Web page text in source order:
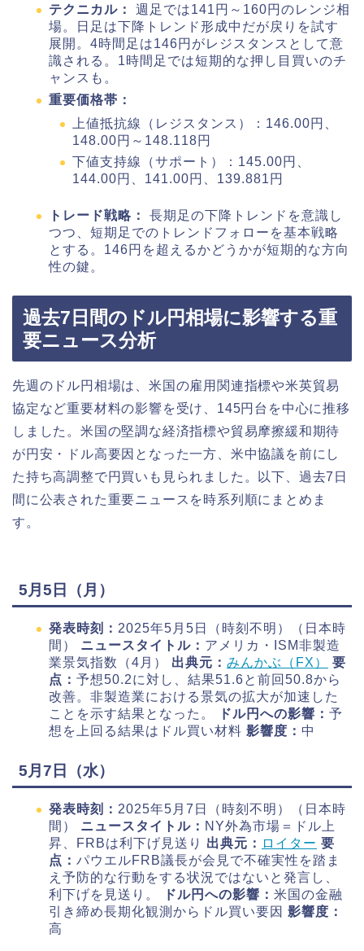
テクニカル：
週足では141円～160円のレンジ相
場。日足は下降トレンド形成中だが戻りを試す
展開。4時間足は146円がレジスタンスとして意
識される。1時間足では短期的な押し目買いのチ
ャンスも。
重要価格帯：
上値抵抗線（レジスタンス）：146.00円、
148.00円～148.118円
下値支持線（サポート）：145.00円、
144.00円、141.00円、139.881円
トレード戦略：
長期足の下降トレンドを意識し
つつ、短期足でのトレンドフォローを基本戦略
とする。146円を超えるかどうかが短期的な方向
性の鍵。
過去7日間のドル円相場に影響する重
要ニュース分析
先週のドル円相場は、米国の雇用関連指標や米英貿易
協定など重要材料の影響を受け、145円台を中心に推移
しました。米国の堅調な経済指標や貿易摩擦緩和期待
が円安・ドル高要因となった一方、米中協議を前にし
た持ち高調整で円買いも見られました。以下、過去7日
間に公表された重要ニュースを時系列順にまとめま
す。
5月5日（月）
発表時刻： 2025年5月5日（時刻不明）（日本時
間） ニュースタイトル： アメリカ・ISM非製造
業景気指数（4月） 出典元： みんかぶ（FX）
要
点： 予想50.2に対し、結果51.6と前回50.8から
改善。非製造業における景気の拡大が加速した
ことを示す結果となった。
ドル円への影響： 予
想を上回る結果はドル買い材料 影響度： 中
5月7日（水）
発表時刻： 2025年5月7日（時刻不明）（日本時
間） ニュースタイトル： NY外為市場＝ドル上
昇、FRBは利下げ見送り 出典元： ロイター 要
点： パウエルFRB議長が会見で不確実性を踏ま
え予防的な行動をする状況ではないと発言し、
利下げを見送り。
ドル円への影響： 米国の金融
引き締め長期化観測からドル買い要因 影響度：
高